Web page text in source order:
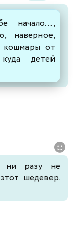
начало...,
наверное,
кошмары от
детей
ни разу не
шедевер.